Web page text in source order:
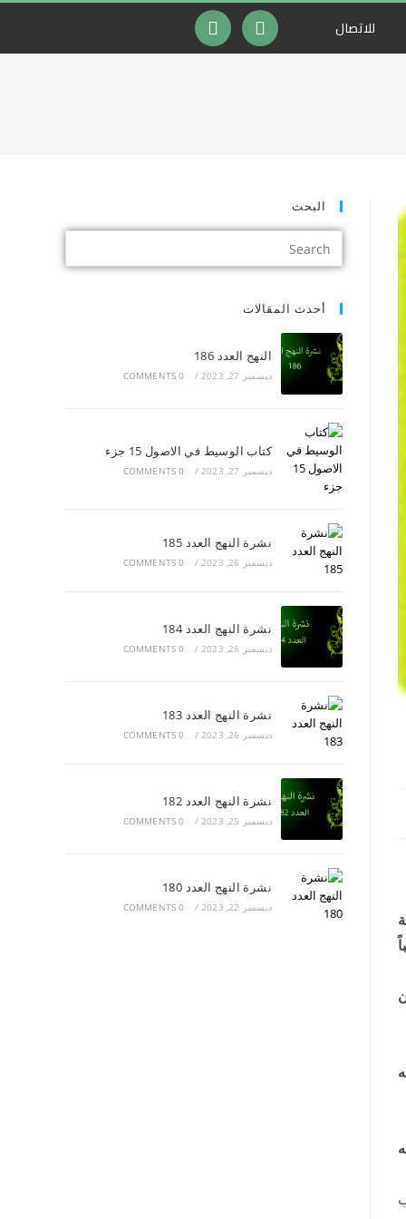
للاتصال
البحث
أحدث المقالات
النهج العدد 186
ديسمبر 27, 2023 /
0 COMMENTS
كتاب الوسيط في الاصول 15 جزء
ديسمبر 27, 2023 /
0 COMMENTS
نشرة النهج العدد 185
ديسمبر 26, 2023 /
0 COMMENTS
نشرة النهج العدد 184
ديسمبر 26, 2023 /
0 COMMENTS
نشرة النهج العدد 183
ديسمبر 26, 2023 /
0 COMMENTS
نشرة النهج العدد 182
ديسمبر 25, 2023 /
0 COMMENTS
نشرة النهج العدد 180
ديسمبر 22, 2023 /
0 COMMENTS